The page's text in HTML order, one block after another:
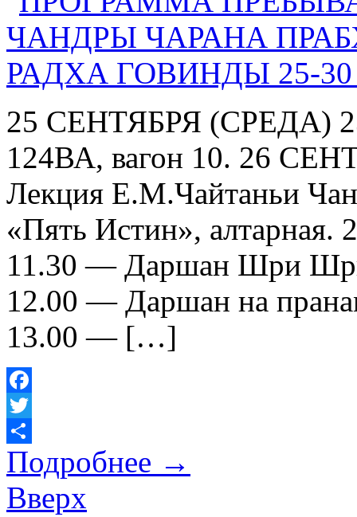
25 СЕНТЯБРЯ (СРЕДА)
124ВА, вагон 10. 26
Лекция Е.М.Чайтаньи
«Пять Истин»,
11.30 — Даршан Шри
12.00 — Даршан на
13.00 — […]
Facebook
Twitter
Отправить
Подробнее →
Вверх